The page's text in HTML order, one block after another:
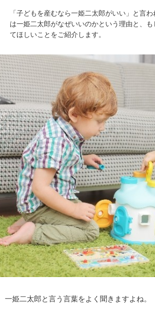
「子どもを産むなら一姫二太郎がいい」と言
は一姫二太郎がなぜいいのかという理由と、
てほしいことをご紹介します。
一姫二太郎と言う言葉をよく聞きますよね。